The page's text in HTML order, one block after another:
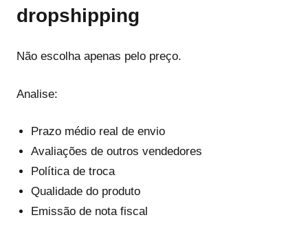
dropshipping
Não escolha apenas pelo preço.
Analise:
Prazo médio real de envio
Avaliações de outros vendedores
Política de troca
Qualidade do produto
Emissão de nota fiscal